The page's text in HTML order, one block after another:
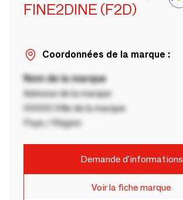
FINE2DINE (F2D)
Coordonnées de la marque :
Nom de la marque
Adresse de la marque
00000 Ville de la marque
Pays / Région
Demande d'informations
Voir la fiche marque